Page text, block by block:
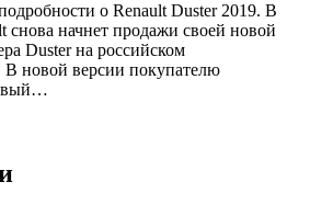
снова начнет продажи своей новой
Duster на российском
новой версии покупателю